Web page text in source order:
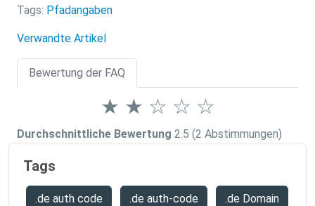
Tags: Pfadangaben
Verwandte Artikel
Bewertung der FAQ
☆
☆
☆
★
★
Durchschnittliche Bewertung 2.5 (2 Abstimmungen)
Tags
.de auth code .de auth-code .de Domain